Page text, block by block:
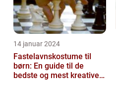
14 januar 2024
Fastelavnskostume til
børn: En guide til de
bedste og mest kreative